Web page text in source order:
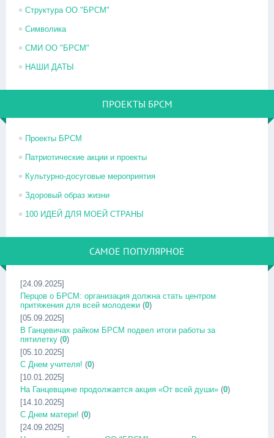
Структура ОО "БРСМ"
Символика
СМИ ОО "БРСМ"
НАШИ ДАТЫ
ПРОЕКТЫ БРСМ
Проекты БРСМ
Патриотические акции и проекты
Культурно-досуговые мероприятия
Здоровый образ жизни
100 ИДЕЙ ДЛЯ МОЕЙ СТРАНЫ
САМОЕ ПОПУЛЯРНОЕ
[24.09.2025]
Перцов о БРСМ: организация должна стать центром
притяжения для всей молодежи (0)
[05.09.2025]
В Ганцевичах райком БРСМ подвел итоги работы за
пятилетку (0)
[05.10.2025]
С Днем учителя! (0)
[10.01.2025]
На Ганцевщине продолжается акция «От всей души» (0)
[14.10.2025]
С Днем матери! (0)
[24.09.2025]